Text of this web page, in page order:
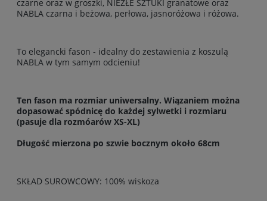
czarne oraz w groszki, NIEZŁE SZTUKI granatowe oraz
NABLA czarna i beżowa, perłowa, jasnoróżowa i różowa.
To elegancki fason - idealny do zestawienia z koszulą
NABLA w tym samym odcieniu!
Ten fason ma rozmiar uniwersalny. Wiązaniem można
dopasować spódnicę do każdej sylwetki i rozmiaru
(pasuje dla rozmóarów XS-XL)
Długość mierzona po szwie bocznym około 68cm
SKŁAD SUROWCOWY: 100% wiskoza